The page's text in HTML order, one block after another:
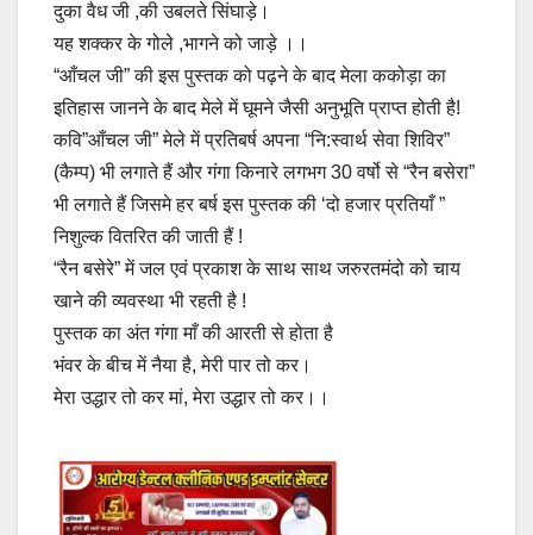
दुका वैध जी ,की उबलते सिंघाड़े।
यह शक्कर के गोले ,भागने को जाड़े ।।
“आँचल जी” की इस पुस्तक को पढ़ने के बाद मेला ककोड़ा का
इतिहास जानने के बाद मेले में घूमने जैसी अनुभूति प्राप्त होती है!
कवि”आँचल जी” मेले में प्रतिबर्ष अपना “नि:स्वार्थ सेवा शिविर”
(कैम्प) भी लगाते हैं और गंगा किनारे लगभग 30 वर्षो से “रैन बसेरा”
भी लगाते हैं जिसमे हर बर्ष इस पुस्तक की ‘दो हजार प्रतियाँ ”
निशुल्क वितरित की जाती हैं !
“रैन बसेरे” में जल एवं प्रकाश के साथ साथ जरुरतमंदो को चाय
खाने की व्यवस्था भी रहती है !
पुस्तक का अंत गंगा माँ की आरती से होता है
भंवर के बीच में नैया है, मेरी पार तो कर।
मेरा उद्धार तो कर मां, मेरा उद्धार तो कर।।